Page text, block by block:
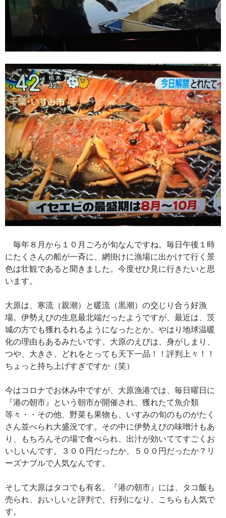
毎年８月から１０月ごろが旬なんですね。毎日午後１時
にたくさんの船が一斉に、網掛けに漁場に出かけて行く景
色は壮観であると聞きました。今度ぜひ見に行きたいと思
います。
大原は、寒流（親潮）と暖流（黒潮）の交じり合う好漁
場。伊勢えびの生息最北端だったようですが、最近は、茨
城の方でも獲れるれるようになったとか。やはり地球温暖
化の理由もあるみたいです。大原のえびは、身がしまり、
つや、大きさ、どれをとっても天下一品！！評判上々！！
ちょっと持ち上げすぎですか（笑）
今はコロナでお休み中ですが、大原漁港では、毎日曜日に
『港の朝市』という朝市が開催され、獲れたて魚介類
等々・・その他、野菜も果物も、いすみの旬のものがたく
さん並べられ大盛況です。その中に伊勢えびの味噌汁もあ
り、もちろんその場で食べられ、出汁が効いててすごくお
いしいんです。３００円だったか、５００円だったか？リ
ーズナブルで人気なんです。
そして大原はタコでも有名。『港の朝市』には、タコ飯も
売られ、おいしいと評判で、行列になり、こちらも人気で
す。